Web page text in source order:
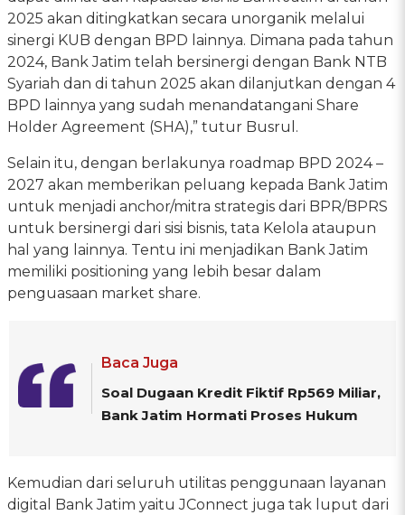
2025 akan ditingkatkan secara unorganik melalui
sinergi KUB dengan BPD lainnya. Dimana pada tahun
2024, Bank Jatim telah bersinergi dengan Bank NTB
Syariah dan di tahun 2025 akan dilanjutkan dengan 4
BPD lainnya yang sudah menandatangani Share
Holder Agreement (SHA),” tutur Busrul.
Selain itu, dengan berlakunya roadmap BPD 2024 –
2027 akan memberikan peluang kepada Bank Jatim
untuk menjadi anchor/mitra strategis dari BPR/BPRS
untuk bersinergi dari sisi bisnis, tata Kelola ataupun
hal yang lainnya. Tentu ini menjadikan Bank Jatim
memiliki positioning yang lebih besar dalam
penguasaan market share.
Baca Juga
Soal Dugaan Kredit Fiktif Rp569 Miliar,
Bank Jatim Hormati Proses Hukum
Kemudian dari seluruh utilitas penggunaan layanan
digital Bank Jatim yaitu JConnect juga tak luput dari